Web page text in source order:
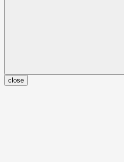
close